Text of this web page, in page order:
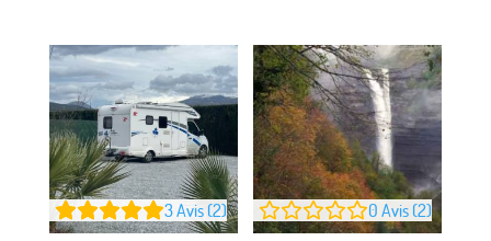
3Avis (2) 0 Avis (2)